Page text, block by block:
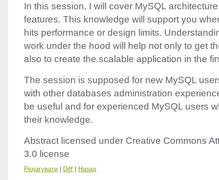
In this session, I will cover MySQL
features. This knowledge will support you
hits performance or design limits.
work under the hood will help not only to get
also to create the scalable application in the
The session is supposed for new MySQL
with other databases administration
be useful and for experienced MySQL users
their knowledge.
Abstract licensed under Creative Commons
3.0 license
Редагувати Diff Назад